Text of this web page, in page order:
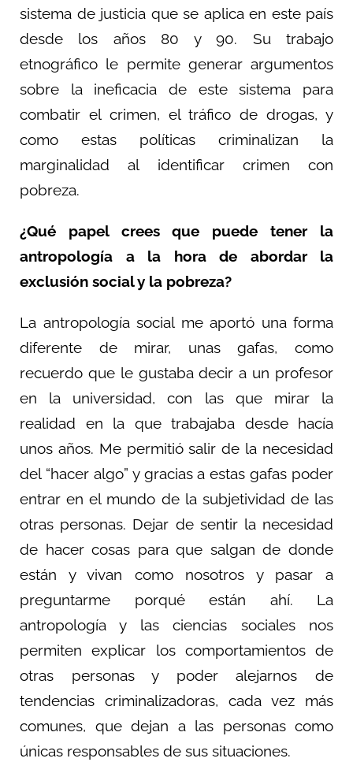
sistema de justicia que se aplica en este país
desde los años 80 y 90. Su trabajo
etnográfico le permite generar argumentos
sobre la ineficacia de este sistema para
combatir el crimen, el tráfico de drogas, y
como estas políticas criminalizan la
marginalidad al identificar crimen con
pobreza.
¿Qué papel crees que puede tener la
antropología a la hora de abordar la
exclusión social y la pobreza?
La antropología social me aportó una forma
diferente de mirar, unas gafas, como
recuerdo que le gustaba decir a un profesor
en la universidad, con las que mirar la
realidad en la que trabajaba desde hacía
unos años. Me permitió salir de la necesidad
del “hacer algo” y gracias a estas gafas poder
entrar en el mundo de la subjetividad de las
otras personas. Dejar de sentir la necesidad
de hacer cosas para que salgan de donde
están y vivan como nosotros y pasar a
preguntarme porqué están ahí. La
antropología y las ciencias sociales nos
permiten explicar los comportamientos de
otras personas y poder alejarnos de
tendencias criminalizadoras, cada vez más
comunes, que dejan a las personas como
únicas responsables de sus situaciones.